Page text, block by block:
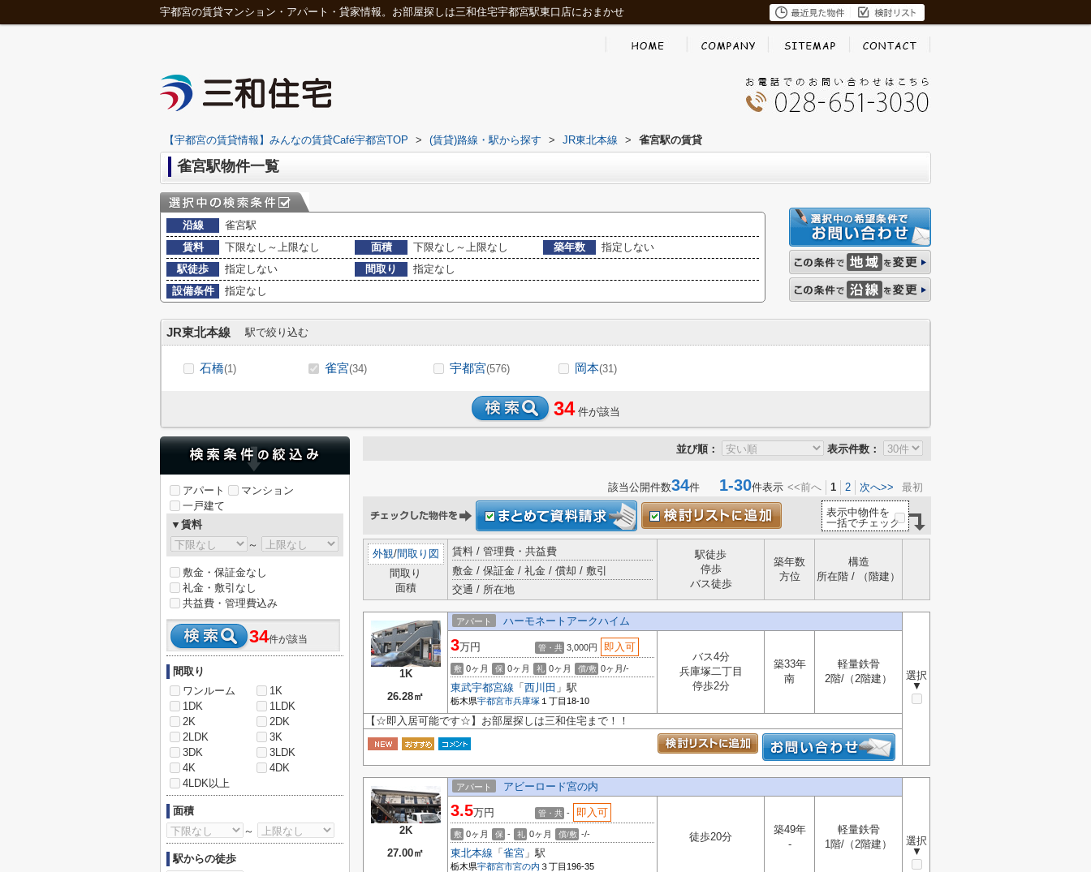
宇都宮の賃貸マンション・アパート・貸家情報。お部屋探しは三和住宅宇都宮駅東口店におまかせ
【宇都宮の賃貸情報】みんなの賃貸Café宇都宮TOP > (賃貸)路線・駅から探す > JR東北本線 > 雀宮駅の賃貸
雀宮駅物件一覧
沿線
雀宮駅
賃料
下限なし～上限なし 面積 下限なし～上限なし 築年数
指定しない
駅徒歩
指定しない 間取り
指定なし
設備条件
指定なし
JR東北本線 駅で絞り込む
石橋(1) 雀宮(34) 宇都宮(576) 岡本(31)
34 件が該当
並び順： 表示件数：
該当公開件数34件 1-30件表示 <<前へ 1 2 次へ>> 最初
表示中物件を
一括でチェック
外観/間取り図
間取り
面積
賃料 / 管理費・共益費
敷金 / 保証金 / 礼金 / 償却 / 敷引
交通 / 所在地
駅徒歩
停歩
バス徒歩
築年数
方位
構造
所在階 / （階建）
1K
26.28㎡
アパート ハーモネートアークハイム
選択
▼
3万円 管・共 3,000円 即入可
敷 0ヶ月 保 0ヶ月 礼 0ヶ月 償/敷 0ヶ月/-
東武宇都宮線 「 西川田 」駅
栃木県宇都宮市兵庫塚 １丁目18-10
バス4分
兵庫塚二丁目
停歩2分
築33年
南
軽量鉄骨
2階/（2階建）
【☆即入居可能です☆】お部屋探しは三和住宅まで！！
2K
27.00㎡
アパート アビーロード宮の内
選択
▼
3.5万円 管・共 - 即入可
敷 0ヶ月 保 - 礼 0ヶ月 償/敷 -/-
東北本線 「 雀宮 」駅
栃木県宇都宮市宮の内 ３丁目196-35
徒歩20分
築49年
-
軽量鉄骨
1階/（2階建）
アパート
マンション
一戸建て
▼賃料
～
敷金・保証金なし
礼金・敷引なし
共益費・管理費込み
34件が該当
間取り
ワンルーム
1K
1DK
1LDK
2K
2DK
2LDK
3K
3DK
3LDK
4K
4DK
4LDK以上
面積
～
駅からの徒歩